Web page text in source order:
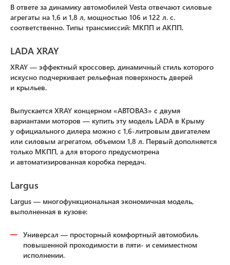
В ответе за динамику автомобилей Vesta отвечают силовые
агрегаты на 1,6 и 1,8 л, мощностью 106 и 122 л. с.
соответственно. Типы трансмиссий: МКПП и АКПП.
LADA XRAY
XRAY — эффектный кроссовер, динамичный стиль которого
искусно подчеркивает рельефная поверхность дверей
и крыльев.
Выпускается XRAY концерном «АВТОВАЗ» с двумя
вариантами моторов — купить эту модель LADA в Крыму
у официального дилера можно с 1,6-литровым двигателем
или силовым агрегатом, объемом 1,8 л. Первый дополняется
только МКПП, а для второго предусмотрена
и автоматизированная коробка передач.
Largus
Largus — многофункциональная экономичная модель,
выполненная в кузове:
Универсал — просторный комфортный автомобиль
повышенной проходимости в пяти- и семиместном
исполнении.